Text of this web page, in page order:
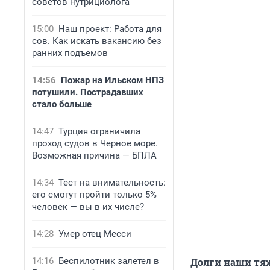
15:00 Наш проект: Работа для
сов. Как искать вакансию без
ранних подъемов
14:56 Пожар на Ильском НПЗ
потушили. Пострадавших
стало больше
14:47 Турция ограничила
проход судов в Черное море.
Возможная причина — БПЛА
14:34 Тест на внимательность:
его смогут пройти только 5%
человек — вы в их числе?
14:28 Умер отец Месси
14:16 Беспилотник залетел в
Долги наши